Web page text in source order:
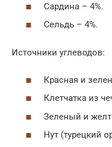
Сардина – 4%.
Сельдь – 4%.
Источники углеводов:
Красная и
Клетчатка из
Зеленый и
Нут (турецкий